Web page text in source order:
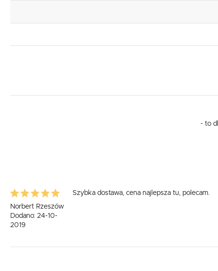
- to
Norbert Rzeszów
Dodano: 24-10-
2019
Szybka dostawa, cena najlepsza tu, polecam.